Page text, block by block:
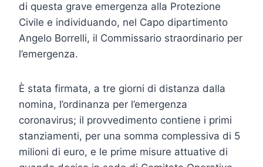
di questa grave emergenza alla Protezione
Civile e individuando, nel Capo dipartimento
Angelo Borrelli, il Commissario straordinario per
l’emergenza.
È stata firmata, a tre giorni di distanza dalla
nomina, l’ordinanza per l’emergenza
coronavirus; il provvedimento contiene i primi
stanziamenti, per una somma complessiva di 5
milioni di euro, e le prime misure attuative di